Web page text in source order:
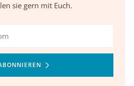
sie gern mit Euch.